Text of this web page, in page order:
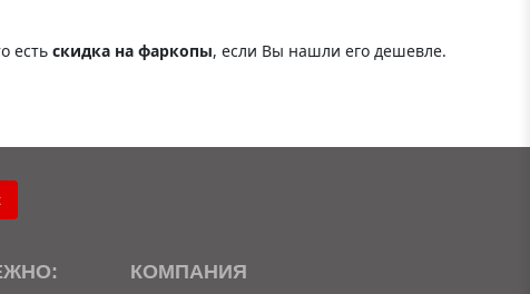
есть скидка на фаркопы, если Вы нашли его дешевле.
КОМПАНИЯ